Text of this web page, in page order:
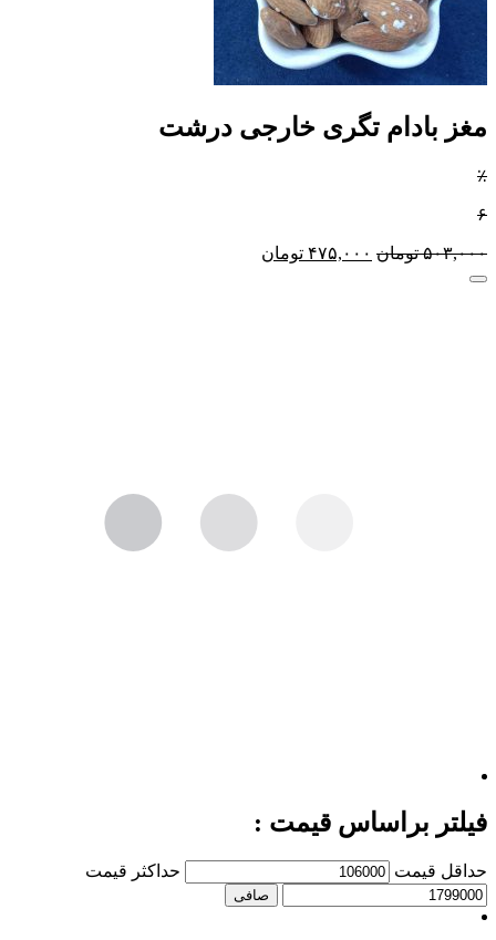
مغز بادام تگری خارجی درشت
٪
۶
۵۰۳,۰۰۰ تومان ۴۷۵,۰۰۰ تومان
فیلتر براساس قیمت :
حداقل قیمت حداكثر قيمت
صافی